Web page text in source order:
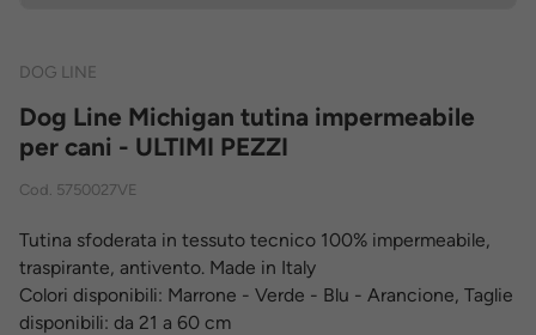
DOG LINE
Dog Line Michigan tutina impermeabile
per cani - ULTIMI PEZZI
Cod. 5750027VE
Tutina sfoderata in tessuto tecnico 100% impermeabile,
traspirante, antivento. Made in Italy
Colori disponibili: Marrone - Verde - Blu - Arancione, Taglie
disponibili: da 21 a 60 cm